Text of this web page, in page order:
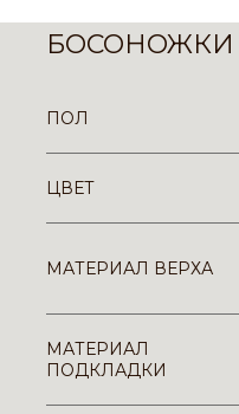
БОСОНОЖКИ
ПОЛ
ЦВЕТ
МАТЕРИАЛ ВЕРХА
МАТЕРИАЛ
ПОДКЛАДКИ